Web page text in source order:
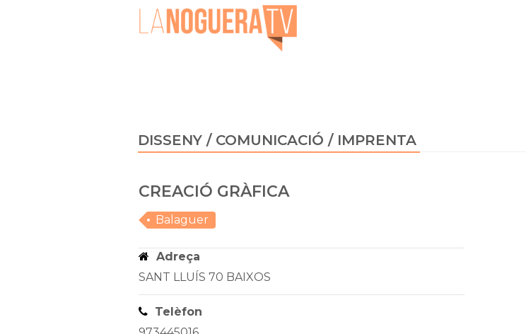
DISSENY / COMUNICACIÓ / IMPRENTA
CREACIÓ GRÀFICA
Balaguer
Adreça
SANT LLUÍS 70 BAIXOS
Telèfon